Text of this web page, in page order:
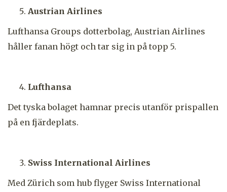
Austrian Airlines
Lufthansa Groups dotterbolag, Austrian Airlines
håller fanan högt och tar sig in på topp 5.
Lufthansa
Det tyska bolaget hamnar precis utanför prispallen
på en fjärdeplats.
Swiss International Airlines
Med Zürich som hub flyger Swiss International